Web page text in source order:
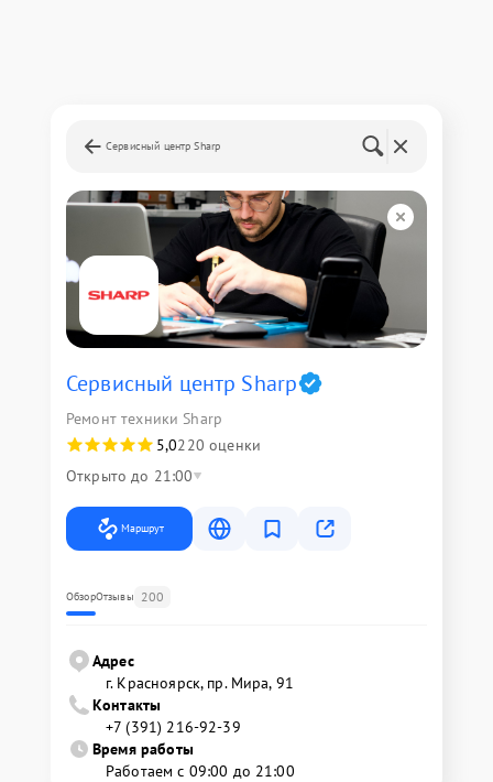
Сервисный центр Sharp
Сервисный центр Sharp
Ремонт техники Sharp
5,0220 оценки
Открыто до 21:00
Маршрут
ОбзорОтзывы 200
Адрес
г. Красноярск, ​пр. Мира, 91
Контакты
+7 (391) 216-92-39
Время работы
Работаем с 09:00 до 21:00